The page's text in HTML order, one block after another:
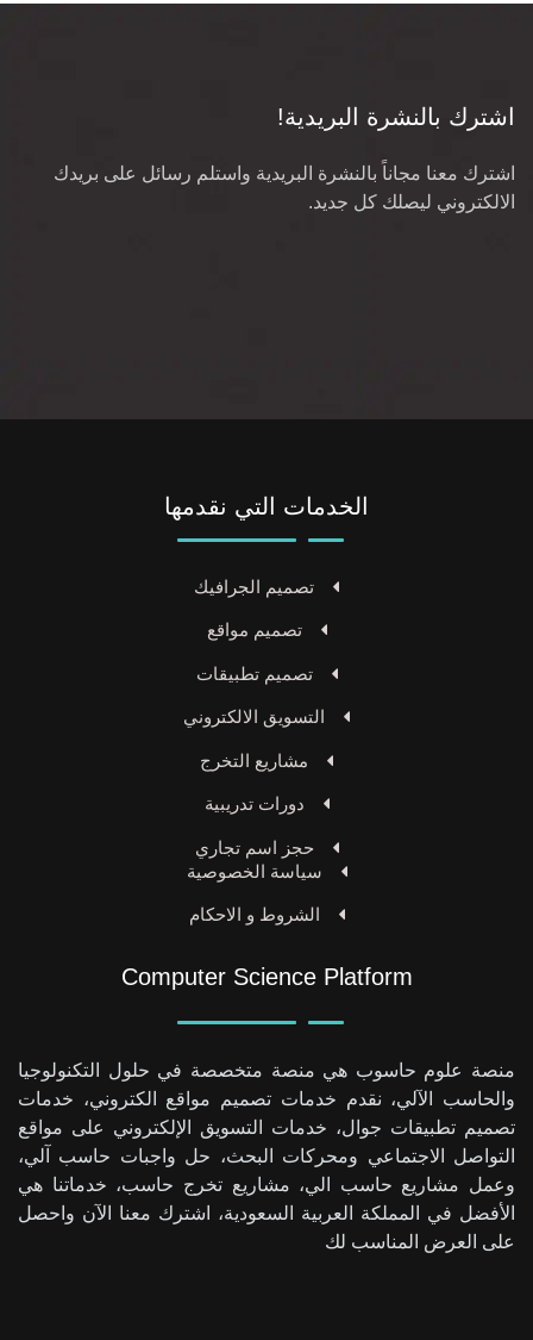
اشترك بالنشرة البريدية!
اشترك معنا مجاناً بالنشرة البريدية واستلم رسائل على بريدك
الالكتروني ليصلك كل جديد.
Computer Science Platform
منصة علوم حاسوب هي منصة متخصصة في حلول التكنولوجيا
والحاسب الآلي، نقدم خدمات تصميم مواقع الكتروني، خدمات
تصميم تطبيقات جوال، خدمات التسويق الإلكتروني على مواقع
التواصل الاجتماعي ومحركات البحث، حل واجبات حاسب آلي،
وعمل مشاريع حاسب الي، مشاريع تخرج حاسب، خدماتنا هي
الأفضل في المملكة العربية السعودية، اشترك معنا الآن واحصل
على العرض المناسب لك
الخدمات التي نقدمها
تصميم الجرافيك
تصميم مواقع
تصميم تطبيقات
التسويق الالكتروني
مشاريع التخرج
دورات تدريبية
حجز اسم تجاري
سياسة الخصوصية
الشروط و الاحكام